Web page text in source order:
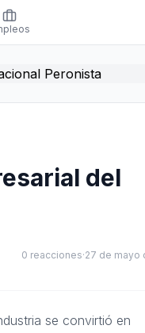
del
0 reacciones·27 de mayo
se convirtió en